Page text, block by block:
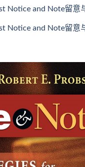
Notice and Note留意
Notice and Note留意